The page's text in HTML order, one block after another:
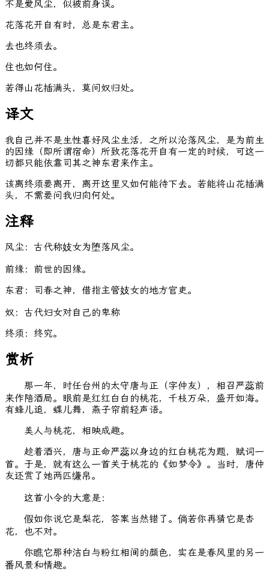
不是爱风尘， 似被前身误。
花落花开自 有时， 总是东君主。
去也终须去。
住也如何住。
若得山花插满头， 莫问奴归处。
译文
我自己并不是生性喜好风尘生活，之所以沦落风尘，是为前生
的因缘（即所谓宿命）所致花落花开自有一定的时候，可这一
切都只能依靠司其之神东君来作主。
该离终须要离开，离开这里又如何能待下去。若能将山花插满
头，不需要问我归向何处。
注释
风尘：古代称妓女为堕落风尘。
前缘：前世的因缘。
东君：司春之神，借指主管妓女的地方官吏。
奴：古代妇女对自己的卑称
终须：终究。
赏析
那一年，时任台州的太守唐与正（字仲友），相召严蕊前
来作陪酒局。眼前是红红白白的桃花，千枝万朵，盛开如海。
有蜂儿追，蝶儿舞，燕子帘前轻声语。
美人与桃花，相映成趣。
趁着酒兴，唐与正命严蕊以身边的红白桃花为题，赋词一
首。于是，就有这么一首关于桃花的《如梦令》。当时，唐仲
友还赏了她两匹缣帛。
这首小令的大意是：
假如你说它是梨花，答案当然错了。倘若你再猜它是杏
花，也不对。
你瞧它那种洁白与粉红相间的颜色，实在是春风里的另一
番风景和情趣。